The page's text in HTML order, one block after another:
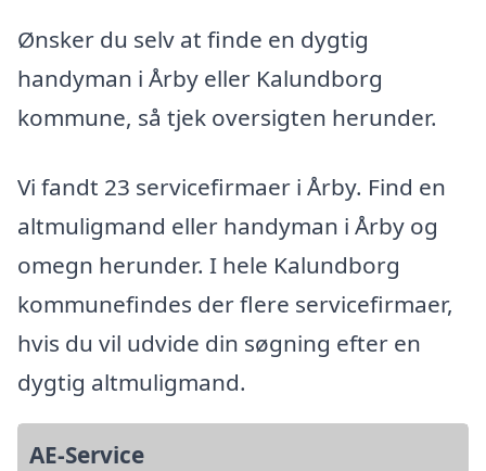
Ønsker du selv at finde en dygtig
handyman i Årby eller Kalundborg
kommune, så tjek oversigten herunder.
Vi fandt 23 servicefirmaer i Årby. Find en
altmuligmand eller handyman i Årby og
omegn herunder. I hele Kalundborg
kommunefindes der flere servicefirmaer,
hvis du vil udvide din søgning efter en
dygtig altmuligmand.
AE-Service